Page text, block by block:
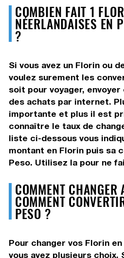
COMBIEN FAIT 1
NÉERLANDAISES EN
?
Si vous avez un Florin ou
voulez surement les
soit pour voyager,
des achats par internet.
importante et plus il est
connaître le taux de
liste ci-dessous vous
montant en Florin puis sa
Peso. Utilisez la pour ne
COMMENT CHANGER
COMMENT
PESO ?
Pour changer vos Florin
vous avez plusieurs choix.